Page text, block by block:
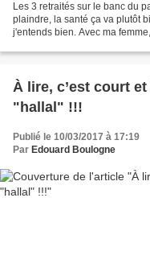
Les 3 retraités sur le banc du
plaindre, la santé ça va plutôt
j'entends bien. Avec ma
À lire, c’est court
"hallal" !!!
Publié le 10/03/2017 à 17:19
Par Edouard Boulogne